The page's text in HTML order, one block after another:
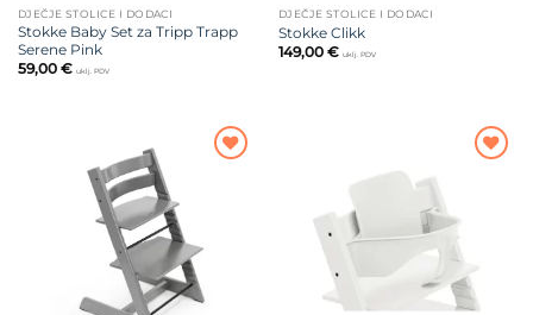
DJEČJE STOLICE I DODACI
Stokke Baby Set za Tripp Trapp
Serene Pink
59,00 € uklj. PDV
DJEČJE STOLICE I DODACI
Stokke Clikk
149,00 € uklj. PDV